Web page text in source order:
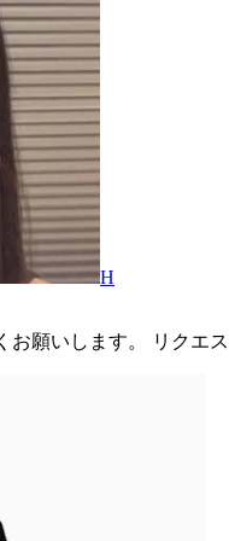
H
願いします。 リクエス